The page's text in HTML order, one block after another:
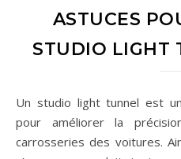
ASTUCES
STUDIO LIGHT
Un studio light tunnel est un studio spécialement conçu
pour améliorer la
carrosseries des voitures.